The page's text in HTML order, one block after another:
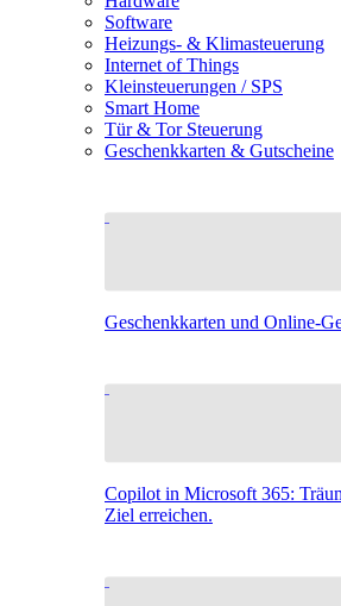
Software
Heizungs- & Klimasteuerung
Internet of Things
Kleinsteuerungen / SPS
Smart Home
Tür & Tor Steuerung
Geschenkkarten & Gutscheine
Geschenkkarten und Online-
Copilot in Microsoft 365:
Ziel erreichen.